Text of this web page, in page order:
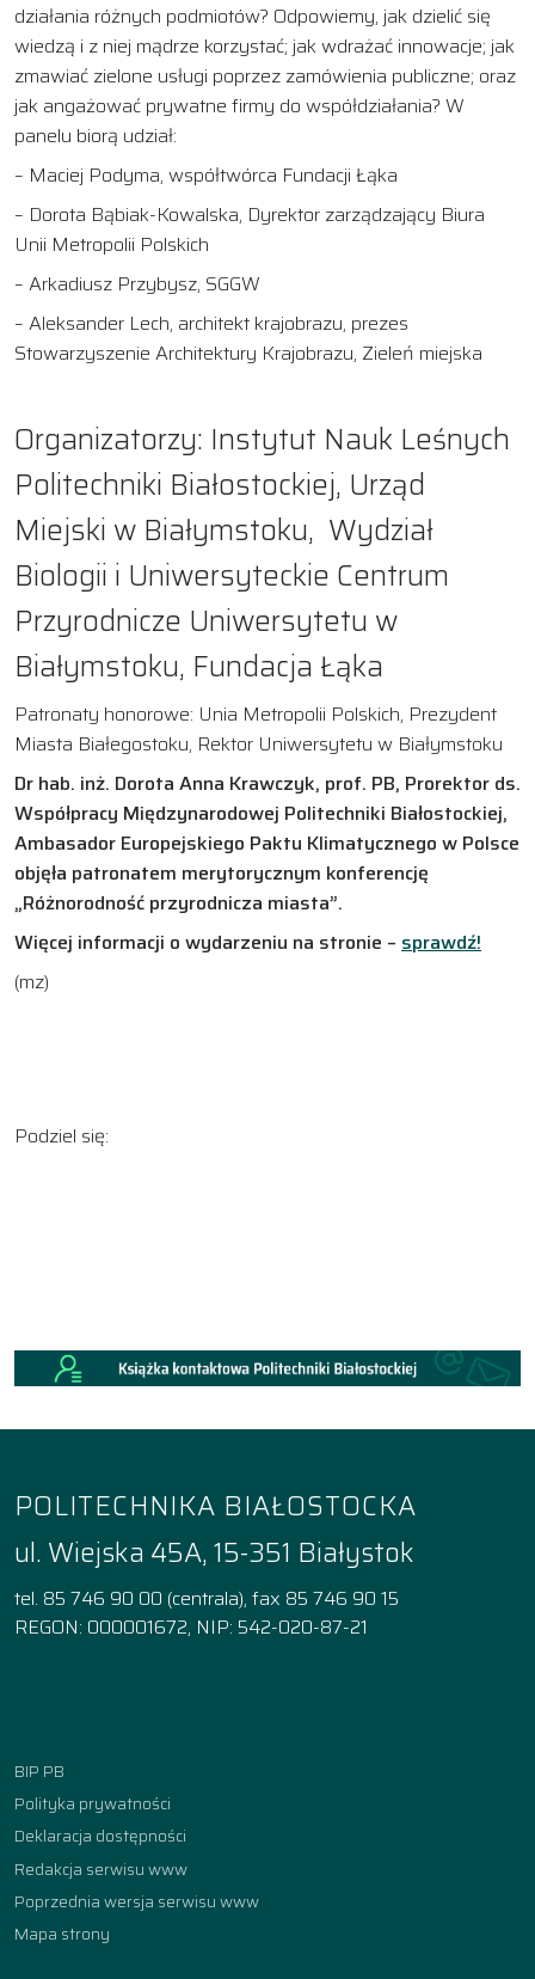
działania różnych podmiotów? Odpowiemy, jak dzielić się
wiedzą i z niej mądrze korzystać; jak wdrażać innowacje; jak
zmawiać zielone usługi poprzez zamówienia publiczne; oraz
jak angażować prywatne firmy do współdziałania? W
panelu biorą udział:
– Maciej Podyma, współtwórca Fundacji Łąka
– Dorota Bąbiak-Kowalska, Dyrektor zarządzający Biura
Unii Metropolii Polskich
– Arkadiusz Przybysz, SGGW
– Aleksander Lech, architekt krajobrazu, prezes
Stowarzyszenie Architektury Krajobrazu, Zieleń miejska
Organizatorzy: Instytut Nauk Leśnych
Politechniki Białostockiej, Urząd
Miejski w Białymstoku, Wydział
Biologii i Uniwersyteckie Centrum
Przyrodnicze Uniwersytetu w
Białymstoku, Fundacja Łąka
Patronaty honorowe: Unia Metropolii Polskich, Prezydent
Miasta Białegostoku, Rektor Uniwersytetu w Białymstoku
Dr hab. inż. Dorota Anna Krawczyk, prof. PB, Prorektor ds.
Współpracy Międzynarodowej Politechniki Białostockiej,
Ambasador Europejskiego Paktu Klimatycznego w Polsce
objęła patronatem merytorycznym konferencję
„Różnorodność przyrodnicza miasta”.
Więcej informacji o wydarzeniu na stronie – sprawdź!
(mz)
Podziel się:
POLITECHNIKA BIAŁOSTOCKA
ul. Wiejska 45A, 15-351 Białystok
tel. 85 746 90 00 (centrala), fax 85 746 90 15
REGON: 000001672, NIP: 542-020-87-21
BIP PB
Polityka prywatności
Deklaracja dostępności
Redakcja serwisu www
Poprzednia wersja serwisu www
Mapa strony